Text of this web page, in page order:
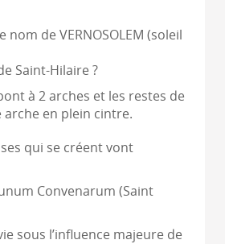
de VERNOSOLEM (soleil
Saint-Hilaire ?
à 2 arches et les restes de
en plein cintre.
qui se créent vont
Convenarum (Saint
sous l’influence majeure de